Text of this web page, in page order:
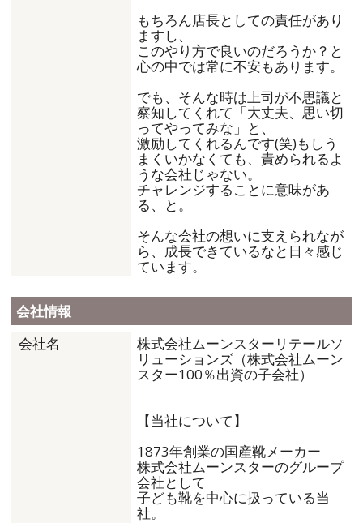
もちろん店長としての責任があり
ますし、
このやり方で良いのだろうか？と
心の中では常に不安もあります。
でも、そんな時は上司が不思議と
察知してくれて「大丈夫、思い切
ってやってみな」と、
激励してくれるんです(笑)もしう
まくいかなくても、責められるよ
うな会社じゃない。
チャレンジすることに意味があ
る、と。
そんな会社の想いに支えられなが
ら、成長できているなと日々感じ
ています。
会社情報
会社名
株式会社ムーンスターリテールソ
リューションズ（株式会社ムーン
スター100％出資の子会社）
【当社について】
1873年創業の国産靴メーカー
株式会社ムーンスターのグループ
会社として
子ども靴を中心に扱っている当
社。